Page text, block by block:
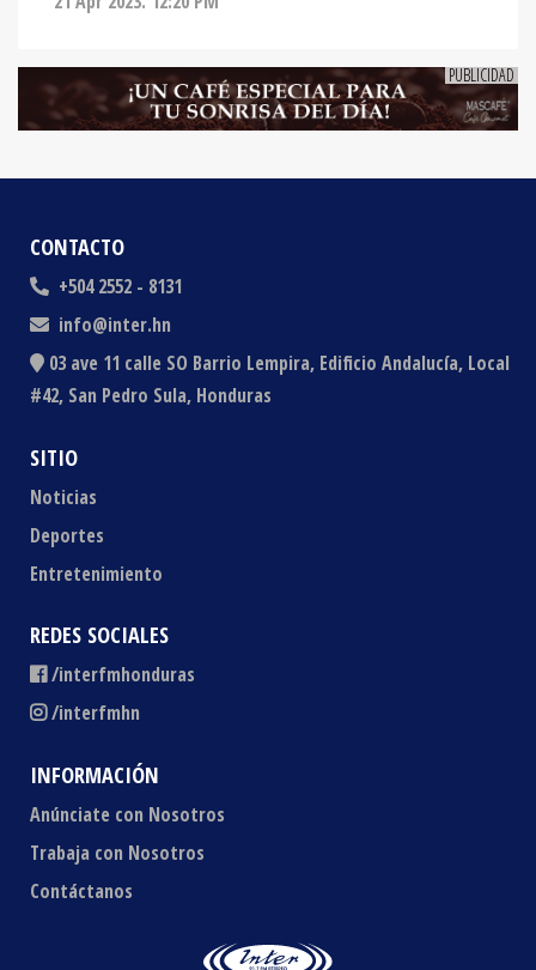
CONTACTO
+504 2552 - 8131
info@inter.hn
03 ave 11 calle SO Barrio Lempira, Edificio Andalucía, Local
#42, San Pedro Sula, Honduras
SITIO
Noticias
Deportes
Entretenimiento
REDES SOCIALES
/interfmhonduras
/interfmhn
INFORMACIÓN
Anúnciate con Nosotros
Trabaja con Nosotros
Contáctanos